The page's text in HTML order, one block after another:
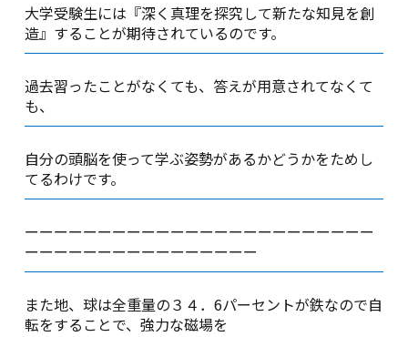
大学受験生には『深く真理を探究して新たな知見を創
造』することが期待されているのです。
過去習ったことがなくても、答えが用意されてなくて
も、
自分の頭脳を使って学ぶ姿勢があるかどうかをためし
てるわけです。
ーーーーーーーーーーーーーーーーーーーーーーーー
ーーーーーーーーーーーーーーーー
また地、球は全重量の３４．6パーセントが鉄なので自
転をすることで、強力な磁場を